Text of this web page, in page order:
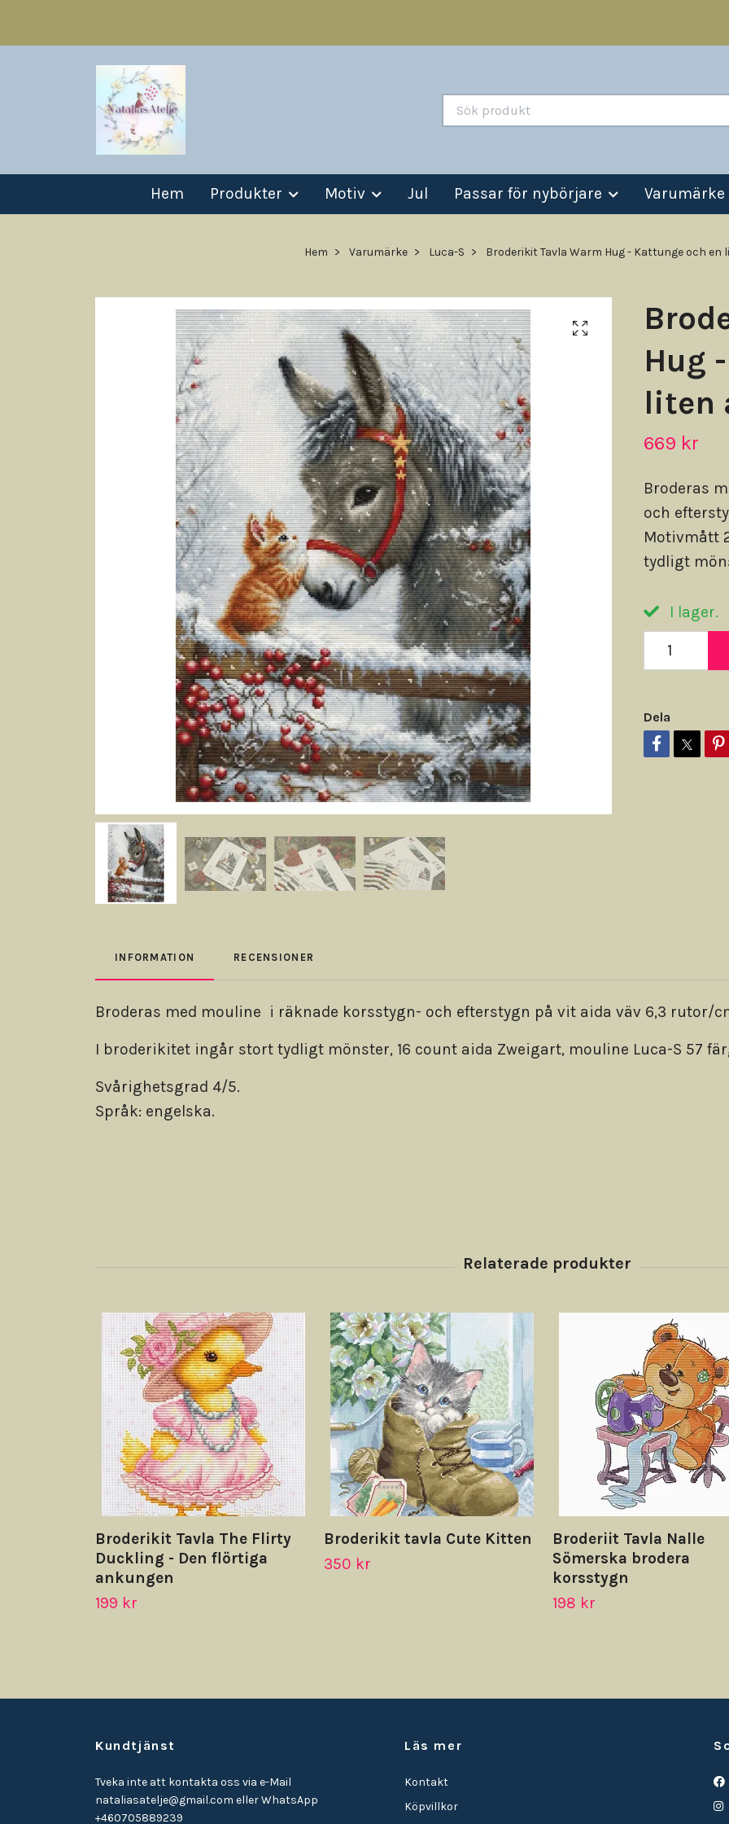
Hem Produkter Motiv Jul Passar för nybörjare Varumärke
Hem Varumärke Luca-S Broderikit Tavla Warm Hug - Kattunge och en
Hug
liten
669 kr
Broderas
och
Motivmått
tydligt
I lager.
Dela
INFORMATION RECENSIONER
Broderas med mouline i räknade korsstygn- och efterstygn på vit aida väv 6,3 rutor/
I broderikitet ingår stort tydligt mönster, 16 count aida Zweigart, mouline Luca-S 57
Svårighetsgrad 4/5.
Språk: engelska.
Broderikit Tavla The Flirty
Duckling - Den flörtiga
ankungen
199 kr
Broderikit tavla Cute Kitten
350 kr
Broderiit Tavla Nalle
Sömerska brodera
korsstygn
198 kr
Kundtjänst
Tveka inte att kontakta oss via e-Mail
nataliasatelje@gmail.com eller WhatsApp
+460705889239
Läs mer
Kontakt
Köpvillkor